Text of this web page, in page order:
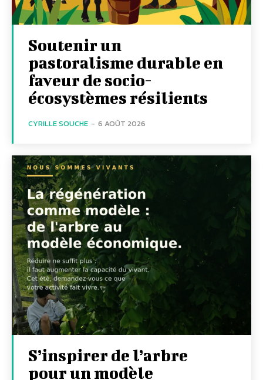
Soutenir un
pastoralisme durable en
faveur de socio-
écosystèmes résilients
CYRILLE SOUCHE - 6 AOÛT 2026
S’inspirer de l’arbre
pour un modèle